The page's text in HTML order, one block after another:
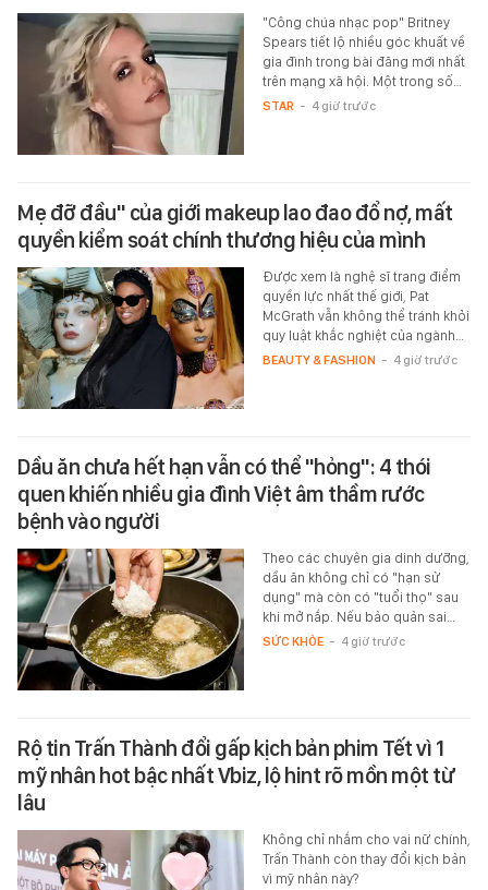
"Công chúa nhạc pop" Britney
Spears tiết lộ nhiều góc khuất về
gia đình trong bài đăng mới nhất
trên mạng xã hội. Một trong số…
STAR - 4 giờ trước
Mẹ đỡ đầu" của giới makeup lao đao đổ nợ, mất
quyền kiểm soát chính thương hiệu của mình
Được xem là nghệ sĩ trang điểm
quyền lực nhất thế giới, Pat
McGrath vẫn không thể tránh khỏi
quy luật khắc nghiệt của ngành…
BEAUTY & FASHION - 4 giờ trước
Dầu ăn chưa hết hạn vẫn có thể "hỏng": 4 thói
quen khiến nhiều gia đình Việt âm thầm rước
bệnh vào người
Theo các chuyên gia dinh dưỡng,
dầu ăn không chỉ có "hạn sử
dụng" mà còn có "tuổi thọ" sau
khi mở nắp. Nếu bảo quản sai…
SỨC KHỎE - 4 giờ trước
Rộ tin Trấn Thành đổi gấp kịch bản phim Tết vì 1
mỹ nhân hot bậc nhất Vbiz, lộ hint rõ mồn một từ
lâu
Không chỉ nhắm cho vai nữ chính,
Trấn Thành còn thay đổi kịch bản
vì mỹ nhân này?